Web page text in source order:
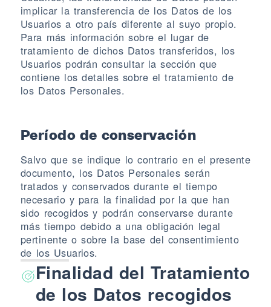
implicar la transferencia de los Datos de los
Usuarios a otro país diferente al suyo propio.
Para más información sobre el lugar de
tratamiento de dichos Datos transferidos, los
Usuarios podrán consultar la sección que
contiene los detalles sobre el tratamiento de
los Datos Personales.
Período de conservación
Salvo que se indique lo contrario en el presente
documento, los Datos Personales serán
tratados y conservados durante el tiempo
necesario y para la finalidad por la que han
sido recogidos y podrán conservarse durante
más tiempo debido a una obligación legal
pertinente o sobre la base del consentimiento
de los Usuarios.
Finalidad del Tratamiento
de los Datos recogidos